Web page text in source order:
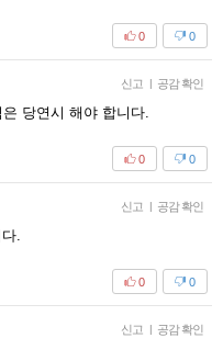
0
0
신고 | 공감 확인
당연시 해야 합니다.
0
0
신고 | 공감 확인
.
0
0
신고 | 공감 확인